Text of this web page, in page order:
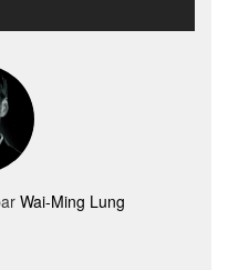
Wai-Ming Lung